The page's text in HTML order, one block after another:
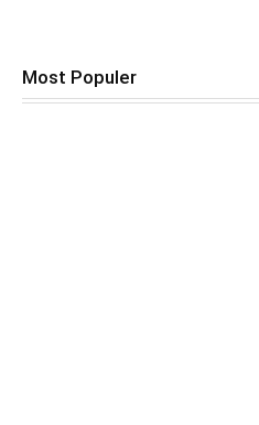
Most Populer